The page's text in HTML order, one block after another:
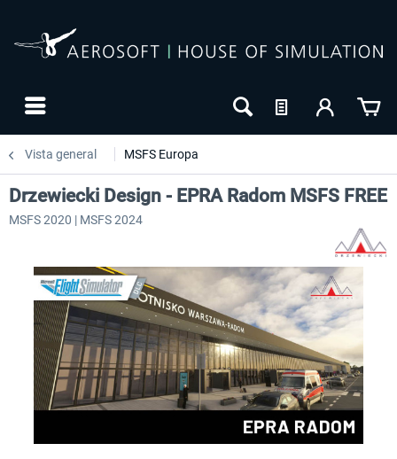
Vista general MSFS Europa
Drzewiecki Design - EPRA Radom MSFS FREE
MSFS 2020 | MSFS 2024